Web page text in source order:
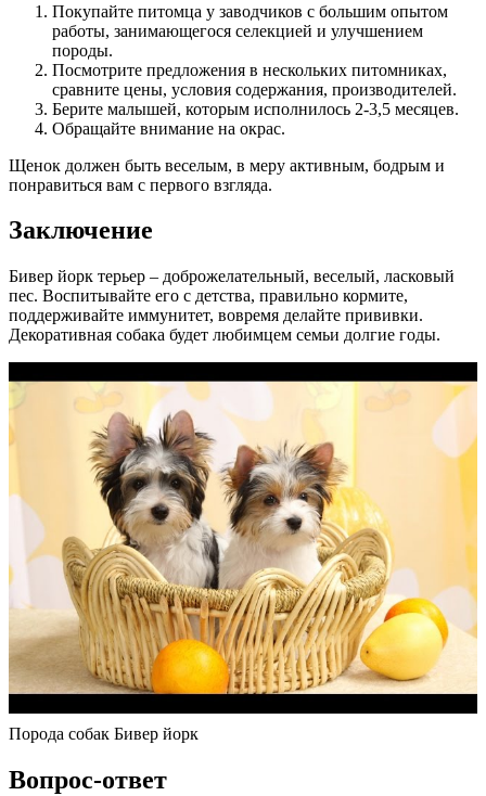
Покупайте питомца у заводчиков с большим опытом
работы, занимающегося селекцией и улучшением
породы.
Посмотрите предложения в нескольких питомниках,
сравните цены, условия содержания, производителей.
Берите малышей, которым исполнилось 2-3,5 месяцев.
Обращайте внимание на окрас.
Щенок должен быть веселым, в меру активным, бодрым и
понравиться вам с первого взгляда.
Заключение
Бивер йорк терьер – доброжелательный, веселый, ласковый
пес. Воспитывайте его с детства, правильно кормите,
поддерживайте иммунитет, вовремя делайте прививки.
Декоративная собака будет любимцем семьи долгие годы.
Порода собак Бивер йорк
Вопрос-ответ